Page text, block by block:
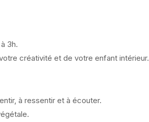
3h.
créativité et de votre enfant intérieur.
à ressentir et à écouter.